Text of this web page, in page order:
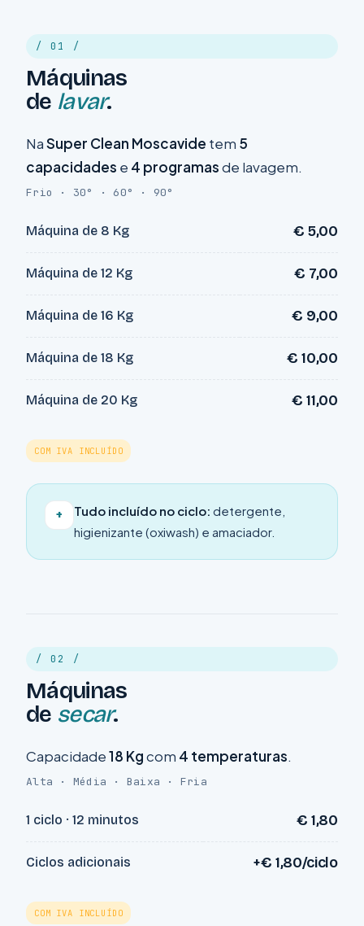
/ 01 /
Máquinas
de lavar.
NaSuper Clean Moscavide tem 5
capacidades e 4 programasde lavagem.
Frio · 30° · 60° · 90°
Máquina de 8 Kg € 5,00
Máquina de 12 Kg € 7,00
Máquina de 16 Kg € 9,00
Máquina de 18 Kg € 10,00
Máquina de 20 Kg € 11,00
COM IVA INCLUÍDO
+ Tudo incluído no ciclo: detergente,
higienizante (oxiwash) e amaciador.
/ 02 /
Máquinas
de secar.
Capacidade18 Kgcom 4 temperaturas.
Alta · Média · Baixa · Fria
1 ciclo · 12 minutos € 1,80
Ciclos adicionais +€ 1,80/ciclo
COM IVA INCLUÍDO